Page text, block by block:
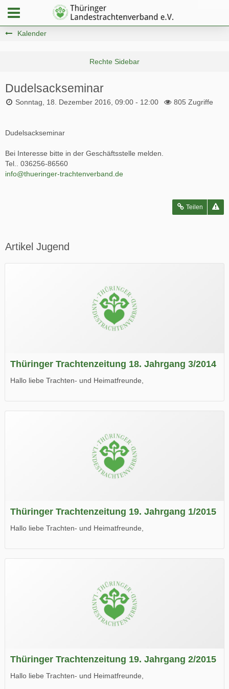
Kalender
Dudelsackseminar
Sonntag, 18. Dezember 2016, 09:00 - 12:00 805 Zugriffe
Dudelsackseminar
Bei Interesse bitte in der Geschäftsstelle melden.
Tel.. 036256-86560
info@thueringer-trachtenverband.de
Teilen
Artikel Jugend
Thüringer Trachtenzeitung 18. Jahrgang 3/2014
Hallo liebe Trachten- und Heimatfreunde,
Wir wünschen Euch viel Spaß beim Lesen.
Thüringer Trachtenzeitung 19. Jahrgang 1/2015
Hallo liebe Trachten- und Heimatfreunde,
Wir wünschen Euch viel Spaß beim Lesen.
Thüringer Trachtenzeitung 19. Jahrgang 2/2015
Hallo liebe Trachten- und Heimatfreunde,